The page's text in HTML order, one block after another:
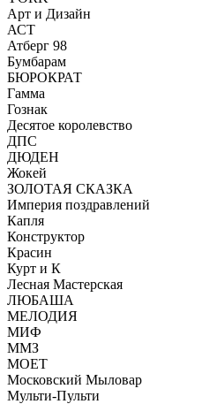
Арт и Дизайн
АСТ
Атберг 98
Бумбарам
БЮРОКРАТ
Гамма
Гознак
Десятое королевство
ДПС
ДЮДЕН
Жокей
ЗОЛОТАЯ СКАЗКА
Империя поздравлений
Капля
Конструктор
Красин
Курт и К
Лесная Мастерская
ЛЮБАША
МЕЛОДИЯ
МИФ
ММЗ
МОЕТ
Московский Мыловар
Мульти-Пульти